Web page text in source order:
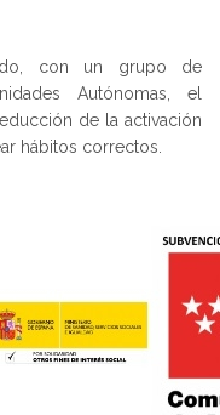
con un grupo de
Autónomas, el
de la activación
hábitos correctos.